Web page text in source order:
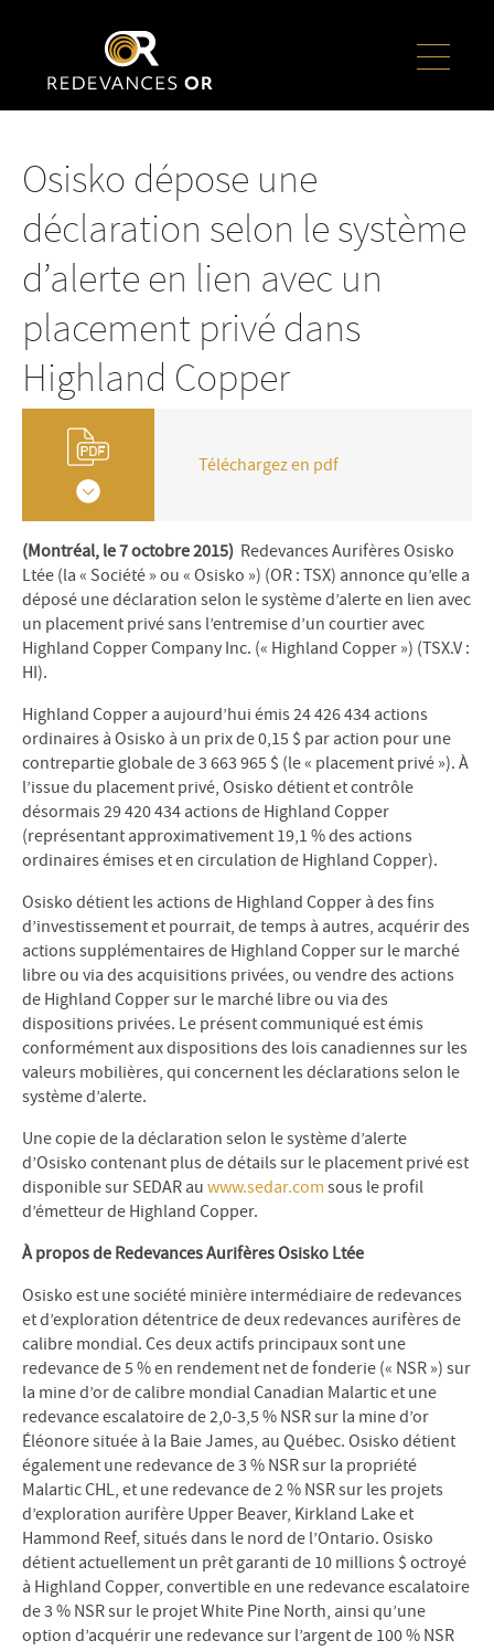
Osisko dépose une
déclaration selon le système
d’alerte en lien avec un
placement privé dans
Highland Copper
Téléchargez en pdf
(Montréal, le 7 octobre 2015) Redevances Aurifères Osisko
Ltée (la « Société » ou « Osisko ») (OR : TSX) annonce qu’elle a
déposé une déclaration selon le système d’alerte en lien avec
un placement privé sans l’entremise d’un courtier avec
Highland Copper Company Inc. (« Highland Copper ») (TSX.V :
HI).
Highland Copper a aujourd’hui émis 24 426 434 actions
ordinaires à Osisko à un prix de 0,15 $ par action pour une
contrepartie globale de 3 663 965 $ (le « placement privé »). À
l’issue du placement privé, Osisko détient et contrôle
désormais 29 420 434 actions de Highland Copper
(représentant approximativement 19,1 % des actions
ordinaires émises et en circulation de Highland Copper).
Osisko détient les actions de Highland Copper à des fins
d’investissement et pourrait, de temps à autres, acquérir des
actions supplémentaires de Highland Copper sur le marché
libre ou via des acquisitions privées, ou vendre des actions
de Highland Copper sur le marché libre ou via des
dispositions privées. Le présent communiqué est émis
conformément aux dispositions des lois canadiennes sur les
valeurs mobilières, qui concernent les déclarations selon le
système d’alerte.
Une copie de la déclaration selon le système d’alerte
d’Osisko contenant plus de détails sur le placement privé est
disponible sur SEDAR au www.sedar.com sous le profil
d’émetteur de Highland Copper.
À propos de Redevances Aurifères Osisko Ltée
Osisko est une société minière intermédiaire de redevances
et d’exploration détentrice de deux redevances aurifères de
calibre mondial. Ces deux actifs principaux sont une
redevance de 5 % en rendement net de fonderie (« NSR ») sur
la mine d’or de calibre mondial Canadian Malartic et une
redevance escalatoire de 2,0-3,5 % NSR sur la mine d’or
Éléonore située à la Baie James, au Québec. Osisko détient
également une redevance de 3 % NSR sur la propriété
Malartic CHL, et une redevance de 2 % NSR sur les projets
d’exploration aurifère Upper Beaver, Kirkland Lake et
Hammond Reef, situés dans le nord de l’Ontario. Osisko
détient actuellement un prêt garanti de 10 millions $ octroyé
à Highland Copper, convertible en une redevance escalatoire
de 3 % NSR sur le projet White Pine North, ainsi qu’une
option d’acquérir une redevance sur l’argent de 100 % NSR